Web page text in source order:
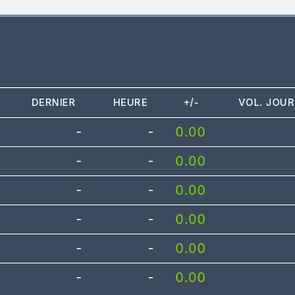
DERNIER HEURE +/- VOL. JOUR
- - 0.00
- - 0.00
- - 0.00
- - 0.00
- - 0.00
- - 0.00